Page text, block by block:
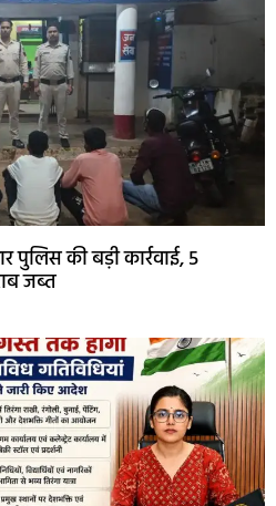
की बड़ी कार्रवाई, 5
जब्त